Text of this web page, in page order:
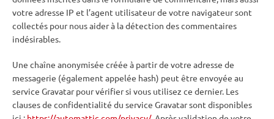
votre adresse IP et l’agent utilisateur de votre navigateur sont
collectés pour nous aider à la détection des commentaires
indésirables.
Une chaîne anonymisée créée à partir de votre adresse de
messagerie (également appelée hash) peut être envoyée au
service Gravatar pour vérifier si vous utilisez ce dernier. Les
clauses de confidentialité du service Gravatar sont disponibles